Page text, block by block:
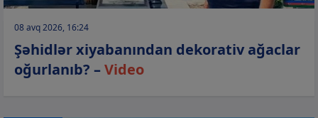
08 avq 2026, 16:24
Şəhidlər xiyabanından dekorativ ağaclar
oğurlanıb? –Video